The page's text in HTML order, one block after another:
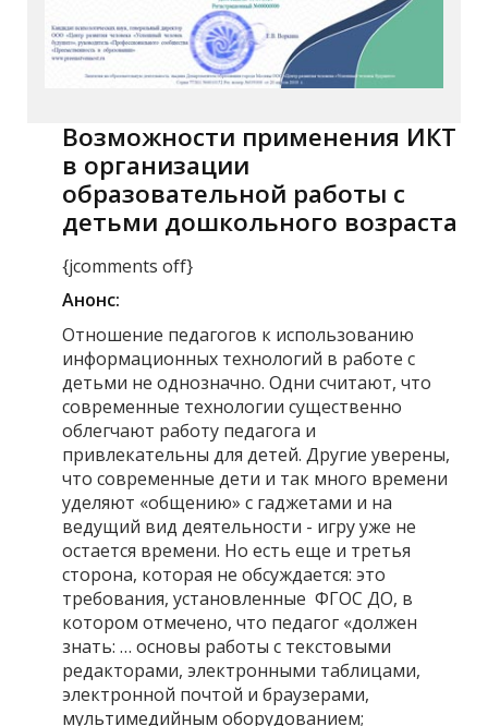
Возможности применения ИКТ
в организации
образовательной работы с
детьми дошкольного возраста
{jcomments off}
Анонс:
Отношение педагогов к использованию
информационных технологий в работе с
детьми не однозначно. Одни считают, что
современные технологии существенно
облегчают работу педагога и
привлекательны для детей. Другие уверены,
что современные дети и так много времени
уделяют «общению» с гаджетами и на
ведущий вид деятельности - игру уже не
остается времени. Но есть еще и третья
сторона, которая не обсуждается: это
требования, установленные ФГОС ДО, в
котором отмечено, что педагог «должен
знать: … основы работы с текстовыми
редакторами, электронными таблицами,
электронной почтой и браузерами,
мультимедийным оборудованием;